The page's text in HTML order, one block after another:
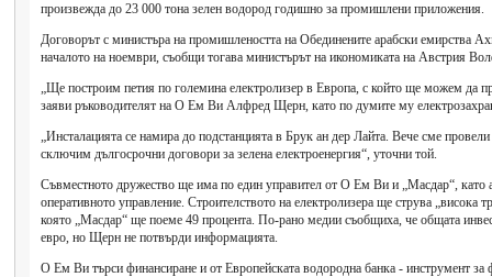
произвежда до 23 000 тона зелен водород годишно за промишлени приложения.
Договорът с министъра на промишлеността на Обединените арабски емирства
началото на ноември, съобщи тогава министърът на икономиката на Австрия
„Ще построим петия по големина електролизер в Европа, с който ще можем да
заяви ръководителят на О Ем Ви Алфред Щерн, като по думите му
„Инсталацията се намира до подстанцията в Брук ан дер Лайта. Вече сме провели
сключим дългосрочни договори за зелена електроенергия“, уточни той.
Съвместното дружество ще има по един управител от О Ем Ви и „Масдар“, като
оперативното управление. Строителството на електролизера ще струва „висока
която „Mасдар“ ще поеме 49 процента. По-рано медии съобщиха, че общата
евро, но Щерн не потвърди информацията.
О Ем Ви търси финансиране и от Европейската водородна банка - инструмент за